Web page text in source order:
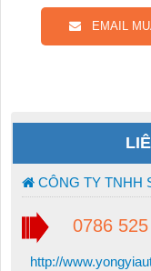
EMAIL
CÔNG TY TNHH
0786
http://